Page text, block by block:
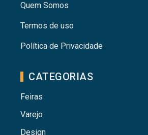
Quem Somos
Termos de uso
Política de Privacidade
CATEGORIAS
Feiras
Varejo
Design